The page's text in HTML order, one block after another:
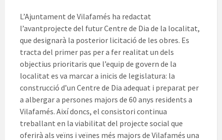
L’Ajuntament de Vilafamés ha redactat
l’avantprojecte del futur Centre de Dia de la localitat,
que designarà la posterior licitació de les obres. Es
tracta del primer pas per a fer realitat un dels
objectius prioritaris que l’equip de govern de la
localitat es va marcar a inicis de legislatura: la
construcció d’un Centre de Dia adequat i preparat per
a albergar a persones majors de 60 anys residents a
Vilafamés. Així doncs, el consistori continua
treballant en la viabilitat del projecte social que
oferirà als veïns i veïnes més majors de Vilafamés una